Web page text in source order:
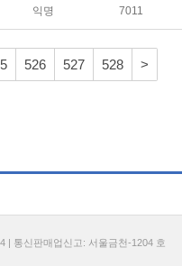
익명 7011
526 527 528 >
| 통신판매업신고: 서울금천-1204 호